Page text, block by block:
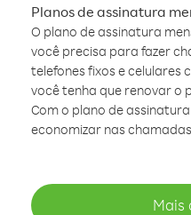
Planos de assinatura
O plano de assinatura
você precisa para fazer
telefones fixos e celulares
você tenha que renovar o
Com o plano de
economizar nas
Mais